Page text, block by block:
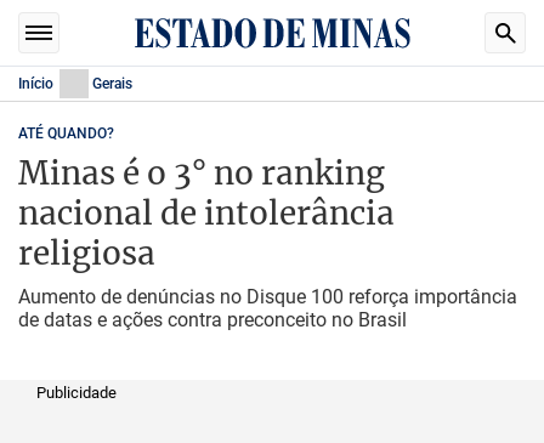
Início Gerais
ATÉ QUANDO?
Minas é o 3° no ranking
nacional de intolerância
religiosa
Aumento de denúncias no Disque 100 reforça importância
de datas e ações contra preconceito no Brasil
Publicidade